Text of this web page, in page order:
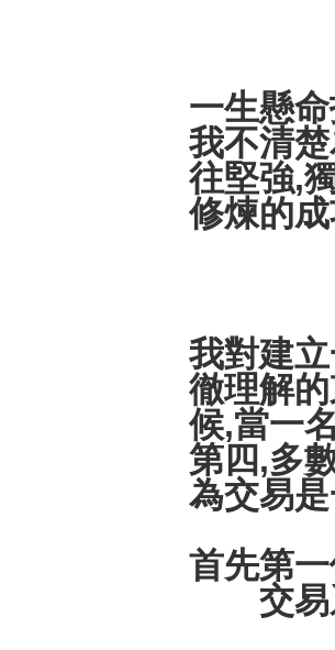
一生懸
我不清
往堅強,
修煉的
我對建
徹理解
候,當一
第四,多
為交易
首先第
交易系